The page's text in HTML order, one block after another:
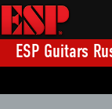
ESP Guitars